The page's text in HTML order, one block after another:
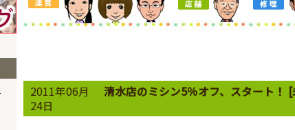
2011年06月
24日
清水店のミシン5％オフ、スタート！